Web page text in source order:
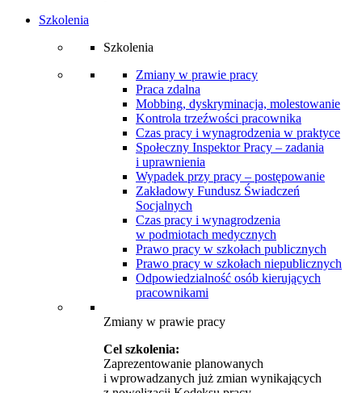
Szkolenia
Szkolenia
Zmiany w prawie pracy
Praca zdalna
Mobbing, dyskryminacja, molestowanie
Kontrola trzeźwości pracownika
Czas pracy i wynagrodzenia w praktyce
Społeczny Inspektor Pracy – zadania
i uprawnienia
Wypadek przy pracy – postępowanie
Zakładowy Fundusz Świadczeń
Socjalnych
Czas pracy i wynagrodzenia
w podmiotach medycznych
Prawo pracy w szkołach publicznych
Prawo pracy w szkołach niepublicznych
Odpowiedzialność osób kierujących
pracownikami
Zmiany w prawie pracy
Cel szkolenia:
Zaprezentowanie planowanych
i wprowadzanych już zmian wynikających